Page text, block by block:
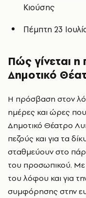
Κιούσης
Πέμπτη 23
Πώς γίνεται
Δημοτικό
Η πρόσβαση στον
ημέρες και ώρες
Δημοτικό Θέατρο
πεζούς και για τα
σταθμεύουν στο
του προσωπικού.
του λόφου και για
συμφόρησης στην